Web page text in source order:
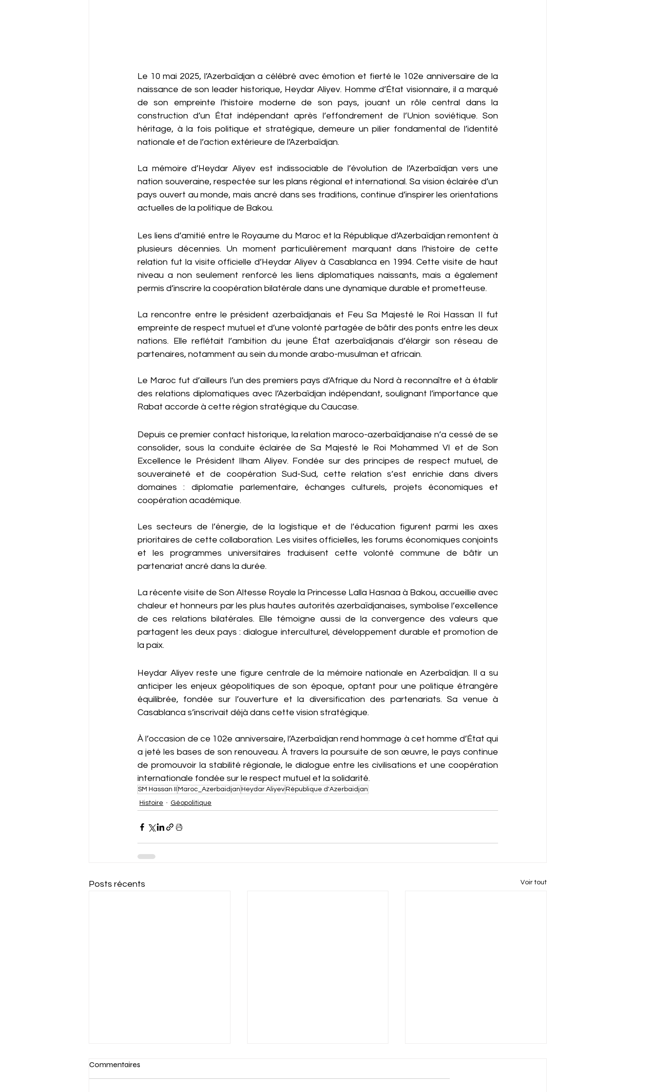
Le 10 mai 2025, l’Azerbaïdjan a célébré avec émotion et fierté le 102e anniversaire de la
naissance de son leader historique, Heydar Aliyev. Homme d’État visionnaire, il a marqué
de son empreinte l’histoire moderne de son pays, jouant un rôle central dans la
construction d’un État indépendant après l’effondrement de l’Union soviétique. Son
héritage, à la fois politique et stratégique, demeure un pilier fondamental de l’identité
nationale et de l’action extérieure de l’Azerbaïdjan.
La mémoire d’Heydar Aliyev est indissociable de l’évolution de l’Azerbaïdjan vers une
nation souveraine, respectée sur les plans régional et international. Sa vision éclairée d’un
pays ouvert au monde, mais ancré dans ses traditions, continue d’inspirer les orientations
actuelles de la politique de Bakou.
Les liens d’amitié entre le Royaume du Maroc et la République d’Azerbaïdjan remontent à
plusieurs décennies. Un moment particulièrement marquant dans l’histoire de cette
relation fut la visite officielle d’Heydar Aliyev à Casablanca en 1994. Cette visite de haut
niveau a non seulement renforcé les liens diplomatiques naissants, mais a également
permis d’inscrire la coopération bilatérale dans une dynamique durable et prometteuse.
La rencontre entre le président azerbaïdjanais et Feu Sa Majesté le Roi Hassan II fut
empreinte de respect mutuel et d’une volonté partagée de bâtir des ponts entre les deux
nations. Elle reflétait l’ambition du jeune État azerbaïdjanais d’élargir son réseau de
partenaires, notamment au sein du monde arabo-musulman et africain.
Le Maroc fut d’ailleurs l’un des premiers pays d’Afrique du Nord à reconnaître et à établir
des relations diplomatiques avec l’Azerbaïdjan indépendant, soulignant l’importance que
Rabat accorde à cette région stratégique du Caucase.
Depuis ce premier contact historique, la relation maroco-azerbaïdjanaise n’a cessé de se
consolider, sous la conduite éclairée de Sa Majesté le Roi Mohammed VI et de Son
Excellence le Président Ilham Aliyev. Fondée sur des principes de respect mutuel, de
souveraineté et de coopération Sud-Sud, cette relation s’est enrichie dans divers
domaines : diplomatie parlementaire, échanges culturels, projets économiques et
coopération académique.
Les secteurs de l’énergie, de la logistique et de l’éducation figurent parmi les axes
prioritaires de cette collaboration. Les visites officielles, les forums économiques conjoints
et les programmes universitaires traduisent cette volonté commune de bâtir un
partenariat ancré dans la durée.
La récente visite de Son Altesse Royale la Princesse Lalla Hasnaa à Bakou, accueillie avec
chaleur et honneurs par les plus hautes autorités azerbaïdjanaises, symbolise l’excellence
de ces relations bilatérales. Elle témoigne aussi de la convergence des valeurs que
partagent les deux pays : dialogue interculturel, développement durable et promotion de
la paix.
Heydar Aliyev reste une figure centrale de la mémoire nationale en Azerbaïdjan. Il a su
anticiper les enjeux géopolitiques de son époque, optant pour une politique étrangère
équilibrée, fondée sur l’ouverture et la diversification des partenariats. Sa venue à
Casablanca s’inscrivait déjà dans cette vision stratégique.
À l’occasion de ce 102e anniversaire, l’Azerbaïdjan rend hommage à cet homme d’État qui
a jeté les bases de son renouveau. À travers la poursuite de son œuvre, le pays continue
de promouvoir la stabilité régionale, le dialogue entre les civilisations et une coopération
internationale fondée sur le respect mutuel et la solidarité.
SM Hassan II Maroc_Azerbaidjan Heydar Aliyev République d'Azerbaidjan
Histoire
Géopolitique
Posts récents Voir tout
Commentaires